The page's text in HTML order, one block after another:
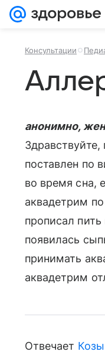
Консультации
анонимно,
поставлен по
во время сна,
аквадетрим
прописал
появилась
принимать
аквадетрим
Отвечает